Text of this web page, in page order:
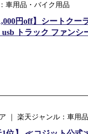
車用品・バイク用品
円off】シートクー
トラック ファンシ
｜ 楽天ジャンル：車用